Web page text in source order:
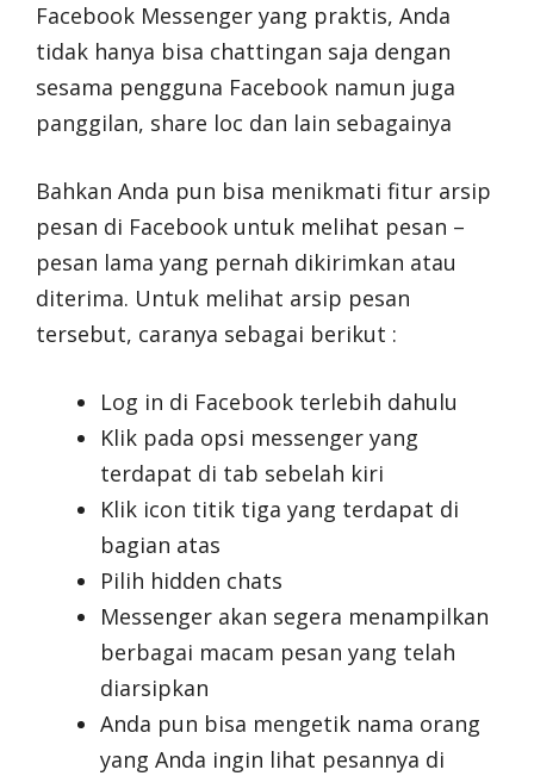
Facebook Messenger yang praktis, Anda
tidak hanya bisa chattingan saja dengan
sesama pengguna Facebook namun juga
panggilan, share loc dan lain sebagainya
Bahkan Anda pun bisa menikmati fitur arsip
pesan di Facebook untuk melihat pesan –
pesan lama yang pernah dikirimkan atau
diterima. Untuk melihat arsip pesan
tersebut, caranya sebagai berikut :
Log in di Facebook terlebih dahulu
Klik pada opsi messenger yang
terdapat di tab sebelah kiri
Klik icon titik tiga yang terdapat di
bagian atas
Pilih hidden chats
Messenger akan segera menampilkan
berbagai macam pesan yang telah
diarsipkan
Anda pun bisa mengetik nama orang
yang Anda ingin lihat pesannya di